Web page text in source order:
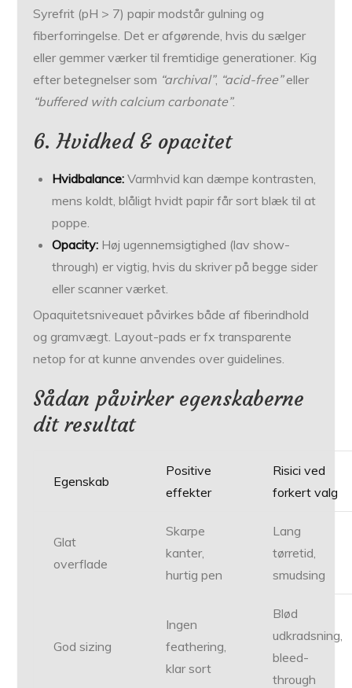
Syrefrit (pH > 7) papir modstår gulning og
fiberforringelse. Det er afgørende, hvis du sælger
eller gemmer værker til fremtidige generationer. Kig
efter betegnelser som “archival”, “acid-free”eller
“buffered with calcium carbonate”.
6. Hvidhed & opacitet
Hvidbalance: Varmhvid kan dæmpe kontrasten,
mens koldt, blåligt hvidt papir får sort blæk til at
poppe.
Opacity: Høj ugennemsigtighed (lav show-
through) er vigtig, hvis du skriver på begge sider
eller scanner værket.
Opaquitetsniveauet påvirkes både af fiberindhold
og gramvægt. Layout-pads er fx transparente
netop for at kunne anvendes over guidelines.
Sådan påvirker egenskaberne
dit resultat
Egenskab
Positive
effekter
Risici ved
forkert valg
Glat
overflade
Skarpe
kanter,
hurtig pen
Lang
tørretid,
smudsing
God sizing
Ingen
feathering,
klar sort
Blød
udkradsning,
bleed-
through